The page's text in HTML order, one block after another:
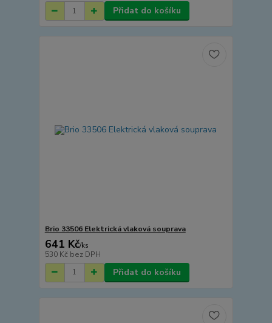
Přidat do košíku
Brio 33506 Elektrická vlaková souprava
641 Kč/ks
530 Kč bez DPH
Přidat do košíku